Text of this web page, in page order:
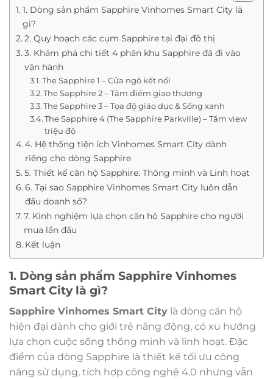
1. Dòng sản phẩm Sapphire Vinhomes Smart City là
gì?
2. Quy hoạch các cụm Sapphire tại đại đô thị
3. Khám phá chi tiết 4 phân khu Sapphire đã đi vào
vận hành
The Sapphire 1 – Cửa ngõ kết nối
The Sapphire 2 – Tâm điểm giao thương
The Sapphire 3 – Tọa độ giáo dục & Sống xanh
The Sapphire 4 (The Sapphire Parkville) – Tầm view
triệu đô
4. Hệ thống tiện ích Vinhomes Smart City dành
riêng cho dòng Sapphire
5. Thiết kế căn hộ Sapphire: Thông minh và Linh hoạt
6. Tại sao Sapphire Vinhomes Smart City luôn dẫn
đầu doanh số?
7. Kinh nghiệm lựa chọn căn hộ Sapphire cho người
mua lần đầu
Kết luận
1. Dòng sản phẩm Sapphire Vinhomes
Smart City là gì?
Sapphire Vinhomes Smart City là dòng căn hộ
hiện đại dành cho giới trẻ năng động, có xu hướng
lựa chọn cuộc sống thông minh và linh hoạt. Đặc
điểm của dòng Sapphire là thiết kế tối ưu công
năng sử dụng, tích hợp công nghệ 4.0 nhưng vẫn